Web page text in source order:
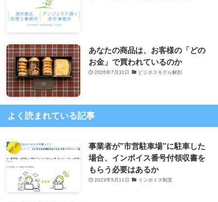
あなたの商品は、お客様の「どの
お金」で買われているのか
2026年7月31日 ビジネスモデル解剖
よく読まれている記事
事業者が”市営駐車場”に駐車した
場合、インボイス番号付領収書を
もらう必要はあるか
2023年5月11日 インボイス制度